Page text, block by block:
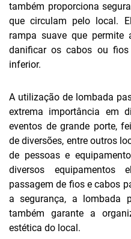
também proporciona
que circulam pelo local.
rampa suave que permite
danificar os cabos ou
inferior.
A utilização de lombada
extrema importância em
eventos de grande porte,
de diversões, entre outros
de pessoas e
diversos equipamentos
passagem de fios e cabos
a segurança, a lombada
também garante a
estética do local.